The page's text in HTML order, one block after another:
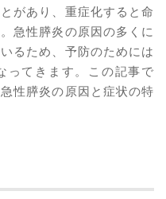
があり、重症化すると命
急性膵炎の原因の多くに
るため、予防のためには
ってきます。この記事で
性膵炎の原因と症状の特